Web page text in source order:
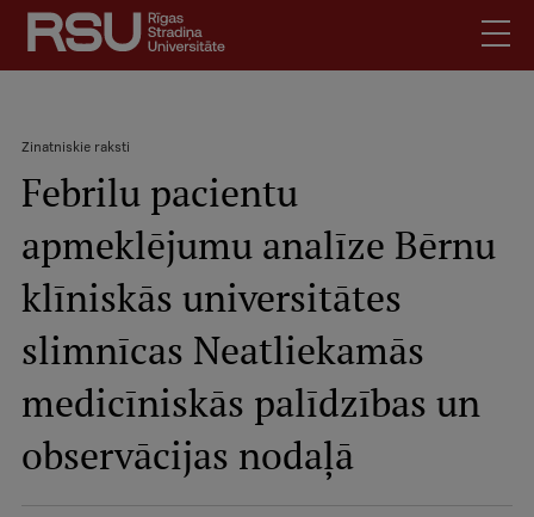
Pārlekt
galveno
saturu
Latviski
Meklēt
Mobile
augšējā
izvēlne
Skolēniem
Studentiem
Absolventiem
Darba devējiem
Bibliotēka
Kontakti
Atpakaļceļš
Zinatniskie raksti
Febrilu pacientu
apmeklējumu analīze Bērnu
klīniskās universitātes
slimnīcas Neatliekamās
medicīniskās palīdzības un
observācijas nodaļā